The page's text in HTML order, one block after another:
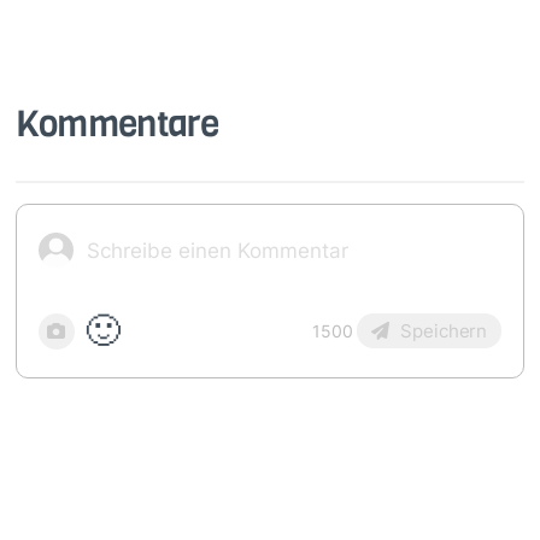
Kommentare
🙂 1500 Speichern